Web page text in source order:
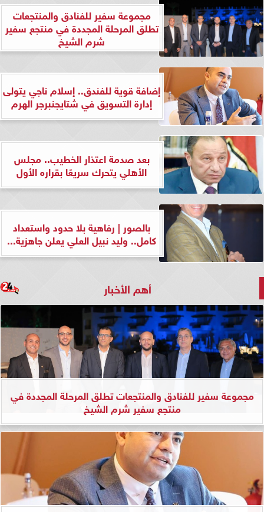
مجموعة سفير للفنادق والمنتجعات
تطلق المرحلة المجددة في منتجع سفير
شرم الشيخ
إضافة قوية للفندق.. إسلام ناجي يتولى
إدارة التسويق في شتايجنبرجر الهرم
بعد صدمة اعتذار الخطيب.. مجلس
الأهلي يتحرك سريعًا بقراره الأول
بالصور | رفاهية بلا حدود واستعداد
كامل.. وليد نبيل العلي يعلن جاهزية...
أهم الأخبار
مجموعة سفير للفنادق والمنتجعات تطلق المرحلة المجددة في
منتجع سفير شرم الشيخ